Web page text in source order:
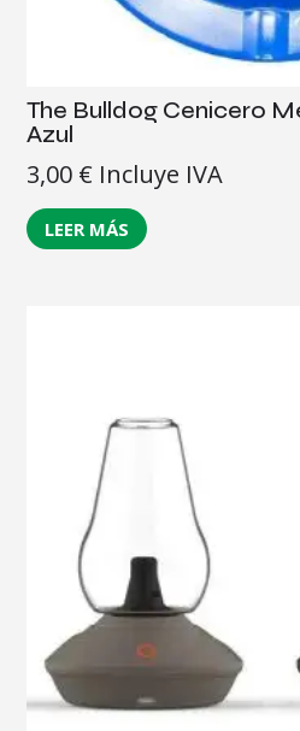
The Bulldog Cenicero
Azul
3,00 € Incluye IVA
LEER MÁS